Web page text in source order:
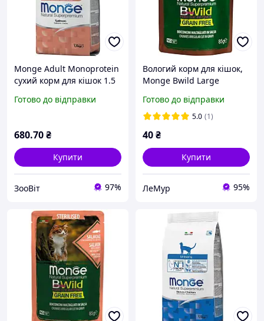
Monge Adult Monoprotein
сухий корм для кішок 1.5
Готово до відправки
680.70₴
Купити
ЗооВіт 97%
Вологий корм для кішок,
Monge Bwild Large
беззерновий холістик 85 г
буйвол, овочі
Готово до відправки
5.0 (1)
40₴
Купити
ЛеМур 95%